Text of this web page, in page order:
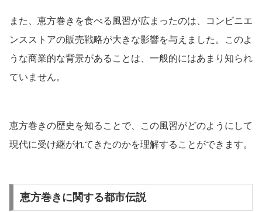
また、恵方巻きを食べる風習が広まったのは、コンビニエ
ンスストアの販売戦略が大きな影響を与えました。このよ
うな商業的な背景があることは、一般的にはあまり知られ
ていません。
恵方巻きの歴史を知ることで、この風習がどのようにして
現代に受け継がれてきたのかを理解することができます。
恵方巻きに関する都市伝説